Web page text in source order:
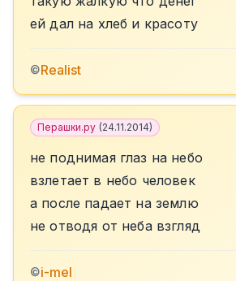
ей дал на хлеб и красоту
©Realist
Перашки.ру (24.11.2014)
не поднимая глаз на небо
взлетает в небо человек
а после падает на землю
не отводя от неба взгляд
©i-mel